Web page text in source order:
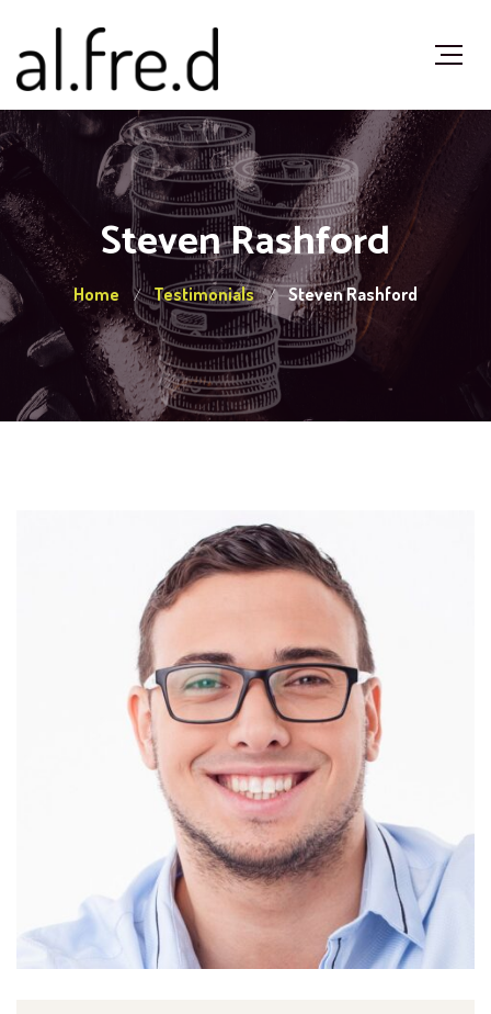
Steven Rashford
Home Testimonials Steven Rashford